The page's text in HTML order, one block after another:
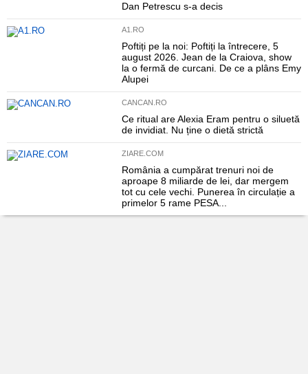
Dan Petrescu s-a decis
A1.RO
Poftiți pe la noi: Poftiți la întrecere, 5
august 2026. Jean de la Craiova, show
la o fermă de curcani. De ce a plâns Emy
Alupei
CANCAN.RO
Ce ritual are Alexia Eram pentru o siluetă
de invidiat. Nu ține o dietă strictă
ZIARE.COM
România a cumpărat trenuri noi de
aproape 8 miliarde de lei, dar mergem
tot cu cele vechi. Punerea în circulație a
primelor 5 rame PESA...